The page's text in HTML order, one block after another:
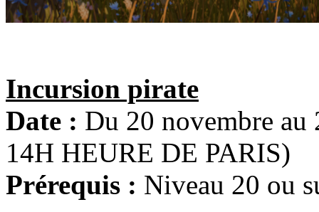
Incursion pirate
Date : Du 20 novembre
14H HEURE DE PARIS)
Prérequis : Niveau 20 ou